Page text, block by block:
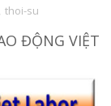
thoi-su
ĐỘNG VIỆT